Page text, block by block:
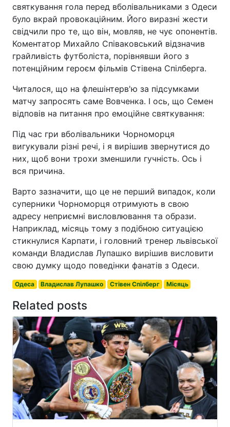
святкування гола перед вболівальниками з Одеси
було вкрай провокаційним. Його виразні жести
свідчили про те, що він, мовляв, не чує опонентів.
Коментатор Михайло Співаковський відзначив
грайливість футболіста, порівнявши його з
потенційним героєм фільмів Стівена Спілберга.
Читалося, що на флешінтерв'ю за підсумками
матчу запросять саме Вовченка. І ось, що Семен
відповів на питання про емоційне святкування:
Під час гри вболівальники Чорноморця
вигукували різні речі, і я вирішив звернутися до
них, щоб вони трохи зменшили гучність. Ось і
вся причина.
Варто зазначити, що це не перший випадок, коли
суперники Чорноморця отримують в свою
адресу неприємні висловлювання та образи.
Наприклад, місяць тому з подібною ситуацією
стикнулися Карпати, і головний тренер львівської
команди Владислав Лупашко вирішив висловити
свою думку щодо поведінки фанатів з Одеси.
Одеса Владислав Лупашко Стівен Спілберг Місяць
Related posts